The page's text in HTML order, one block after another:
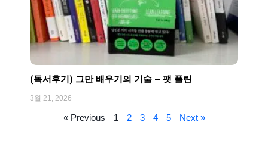
(독서후기) 그만 배우기의 기술 – 팻 플린
3월 21, 2026
« Previous 1 2 3 4 5 Next »